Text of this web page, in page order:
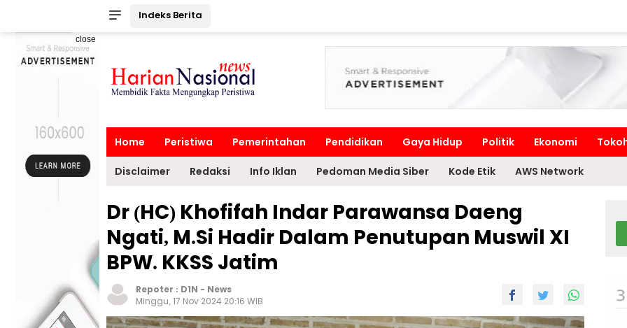
Indeks Berita
close
Home Peristiwa Pemerintahan Pendidikan Gaya Hidup Politik Ekonomi
Disclaimer Redaksi Info Iklan Pedoman Media Siber Kode Etik AWS Network
Dr (HC) Khofifah Indar Parawansa Daeng
Ngati, M.Si Hadir Dalam Penutupan Muswil XI
BPW. KKSS Jatim
Repoter : D1N - News
Minggu, 17 Nov 2024 20:16 WIB